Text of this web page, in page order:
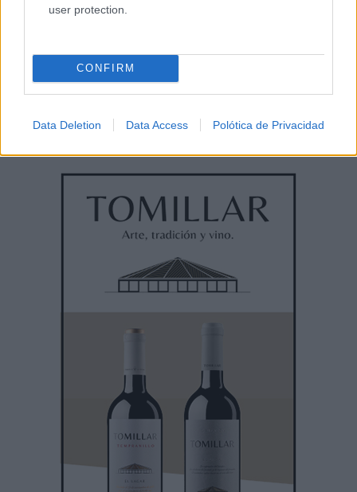
user protection.
CONFIRM
Data Deletion Data Access Polótica de Privacidad